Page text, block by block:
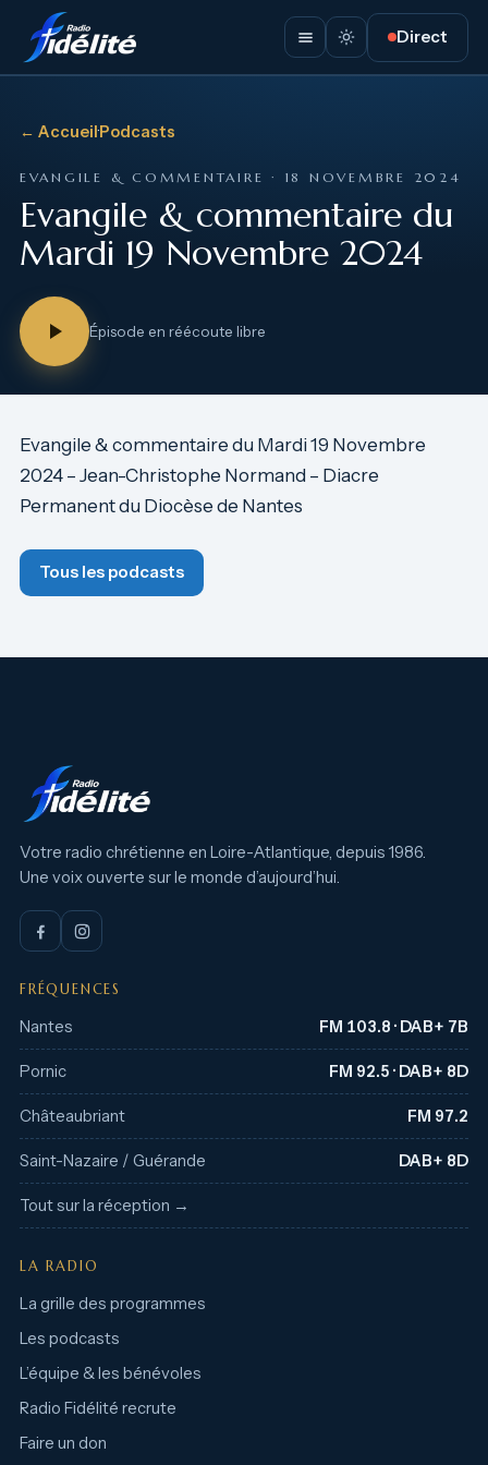
Direct
← Accueil·Podcasts
EVANGILE & COMMENTAIRE · 18 NOVEMBRE 2024
Evangile & commentaire du
Mardi 19 Novembre 2024
Épisode en réécoute libre
Evangile & commentaire du Mardi 19 Novembre
2024 – Jean-Christophe Normand – Diacre
Permanent du Diocèse de Nantes
Tous les podcasts
Votre radio chrétienne en Loire-Atlantique, depuis 1986.
Une voix ouverte sur le monde d’aujourd’hui.
FRÉQUENCES
Nantes FM 103.8 · DAB+ 7B
Pornic FM 92.5 · DAB+ 8D
Châteaubriant FM 97.2
Saint-Nazaire / Guérande DAB+ 8D
Tout sur la réception →
LA RADIO
La grille des programmes
Les podcasts
L’équipe & les bénévoles
Radio Fidélité recrute
Faire un don